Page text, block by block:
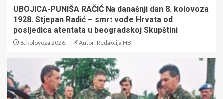
UBOJICA-PUNIŠA RAČIĆ Na današnji dan 8. kolovoza
1928. Stjepan Radić – smrt vođe Hrvata od
posljedica atentata u beogradskoj Skupštini
8. kolovoza 2026. Autor: Redakcija HB